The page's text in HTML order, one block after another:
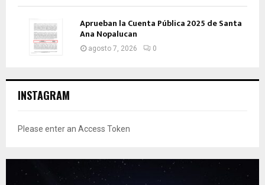
Aprueban la Cuenta Pública 2025 de Santa
Ana Nopalucan
agosto 7, 2026 0
INSTAGRAM
Please enter an Access Token